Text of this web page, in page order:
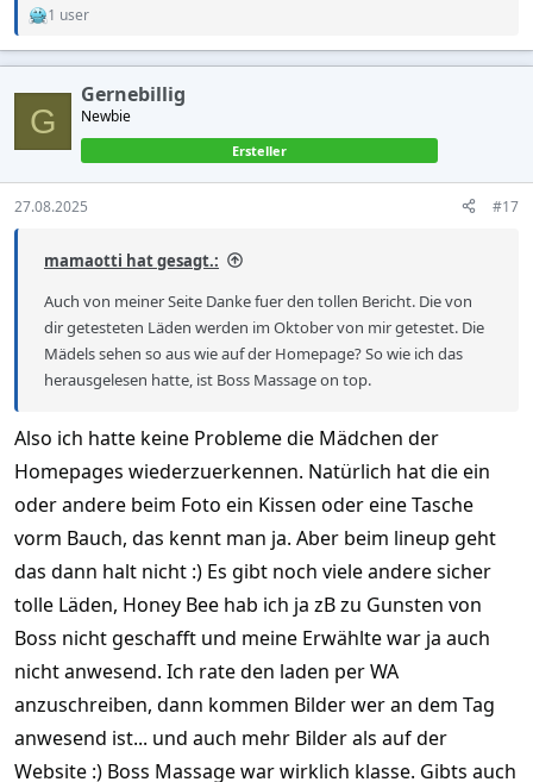
R
t
o
n
1 user
G
Gernebillig
Newbie
Ersteller
27.08.2025 #17
mamaotti hat gesagt.:
Auch von meiner Seite Danke fuer den tollen Bericht. Die von
dir getesteten Läden werden im Oktober von mir getestet. Die
Mädels sehen so aus wie auf der Homepage? So wie ich das
herausgelesen hatte, ist Boss Massage on top.
Also ich hatte keine Probleme die Mädchen der
Homepages wiederzuerkennen. Natürlich hat die ein
oder andere beim Foto ein Kissen oder eine Tasche
vorm Bauch, das kennt man ja. Aber beim lineup geht
das dann halt nicht :) Es gibt noch viele andere sicher
tolle Läden, Honey Bee hab ich ja zB zu Gunsten von
Boss nicht geschafft und meine Erwählte war ja auch
nicht anwesend. Ich rate den laden per WA
anzuschreiben, dann kommen Bilder wer an dem Tag
anwesend ist... und auch mehr Bilder als auf der
Website :) Boss Massage war wirklich klasse. Gibts auch